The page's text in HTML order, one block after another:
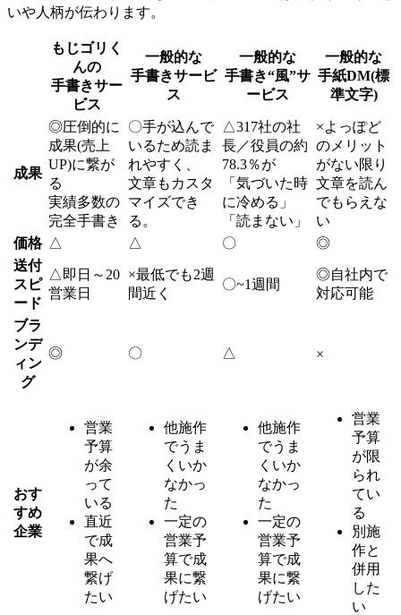
いや人柄が伝わります。
もじゴリく
んの
手書きサー
ビス
一般的な
手書きサービ
ス
一般的な
手書き“風”サ
ービス
一般的な
手紙DM(標
準文字)
成果
◎圧倒的に
成果(売上
UP)に繋が
る
実績多数の
完全手書き
〇手が込んで
いるため読ま
れやすく、
文章もカスタ
マイズでき
る。
△317社の社
長／役員の約
78.3％が
「気づいた時
に冷める」
「読まない」
×よっぽど
のメリット
がない限り
文章を読ん
でもらえな
い
価格 △ △ 〇
◎
送付
スピ
ード
△ 即日～20
営業日
×最低でも2週
間近く
〇~1週間
◎自社内で
対応可能
ブラ
ンデ
ィン
グ
◎ 〇 △ ×
おす
すめ
企業
営業
予算
が余
って
いる
直近
で成
果へ
繋げ
たい
他施作
でうま
くいか
なかっ
た
一定の
営業予
算で成
果に繋
げたい
他施作
でうま
くいか
なかっ
た
一定の
営業予
算で成
果に繋
げたい
営業
予算
が限
られ
てい
る
別施
作と
併用
した
い